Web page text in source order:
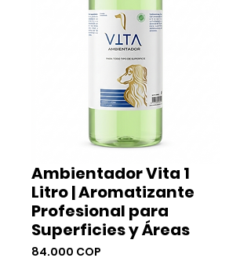
Ambientador Vita 1
Litro | Aromatizante
Profesional para
Superficies y Áreas
84.000 COP